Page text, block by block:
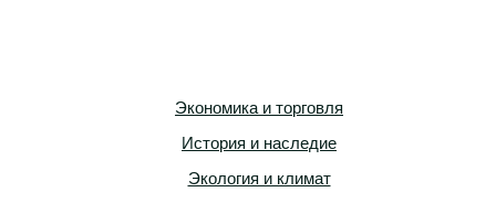
Экономика и торговля
История и наследие
Экология и климат